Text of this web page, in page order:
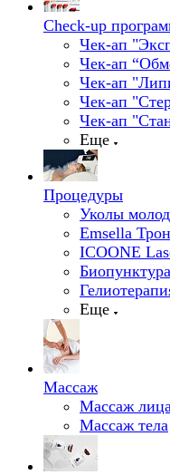
Check-up
Чек-ап
Чек-ап
Чек-ап
Чек-ап
Чек-ап
Еще
Процедуры
Уколы
Emsella
ICOONE
Биопунктура
Еще
Массаж
Массаж
Массаж тела